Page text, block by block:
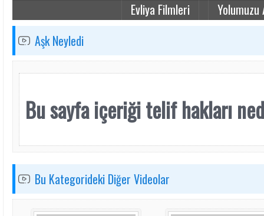
Evliya Filmleri
Yolumuzu
Aşk Neyledi
Bu sayfa içeriği telif hakları
Bu Kategorideki Diğer Videolar